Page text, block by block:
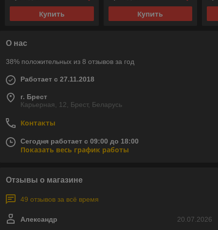
Купить Купить
О нас
38% положительных из 8 отзывов за год
Работает с 27.11.2018
г. Брест
Карьерная, 12, Брест, Беларусь
Контакты
Сегодня работает с 09:00 до 18:00
Показать весь график работы
Отзывы о магазине
49 отзывов за всё время
20.07.2026
Александр